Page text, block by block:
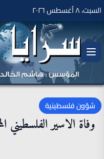
السبت، ٨ أغسطس ٢٠٢٦
شؤون فلسطينية
وفاة الاسير الفلسطيني